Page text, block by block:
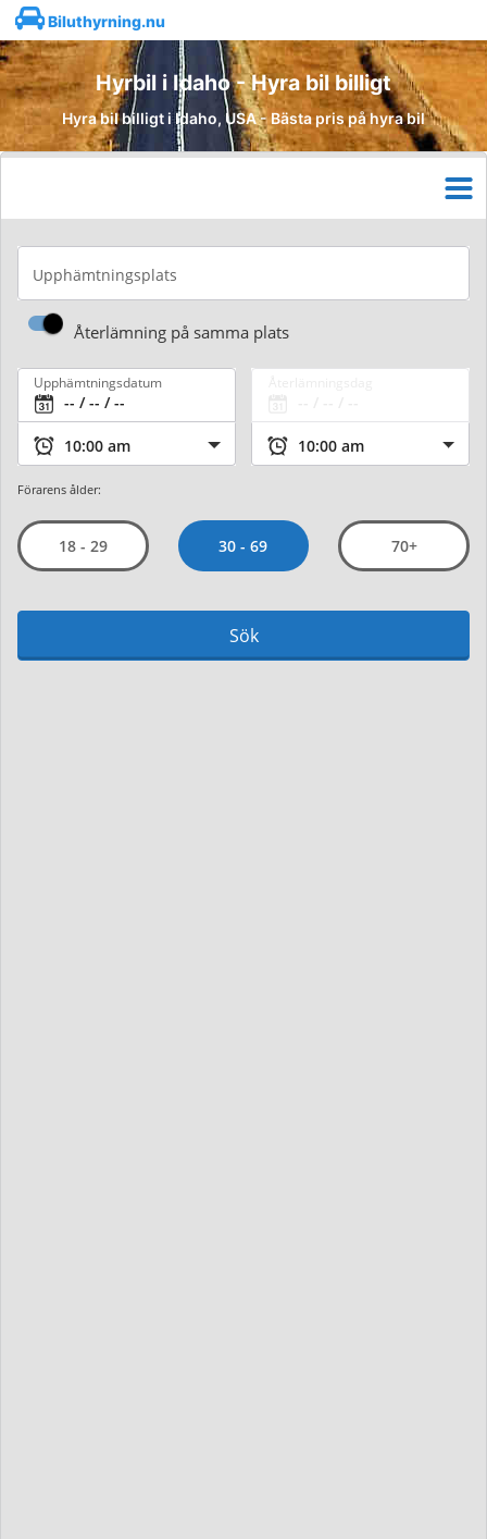
Biluthyrning.nu
Hyrbil i Idaho - Hyra bil billigt
Hyra bil billigt i Idaho, USA - Bästa pris på hyra bil
Upphämtningsplats
Återlämning på samma plats
Upphämtningsdatum
Förarens ålder:
18 - 29 30 - 69 70+
Sök